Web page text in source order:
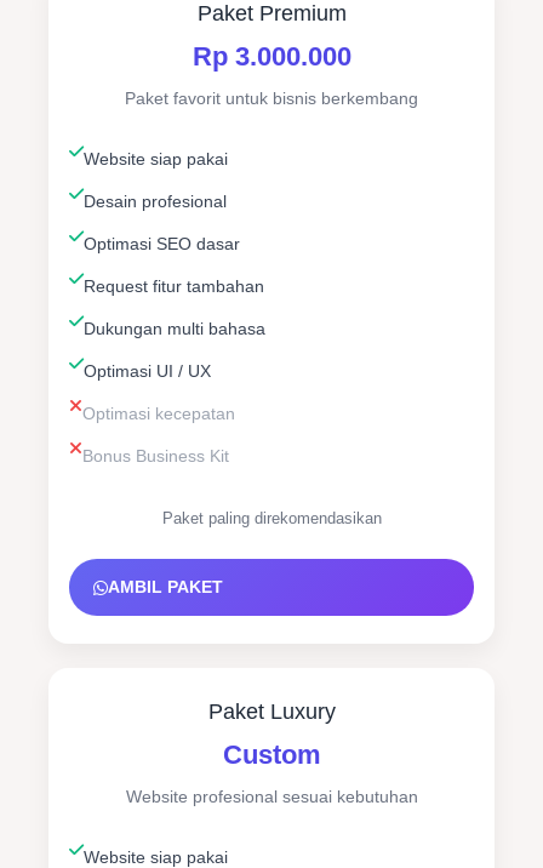
Paket Premium
Rp 3.000.000
Paket favorit untuk bisnis berkembang
Website siap pakai
Desain profesional
Optimasi SEO dasar
Request fitur tambahan
Dukungan multi bahasa
Optimasi UI / UX
Optimasi kecepatan
Bonus Business Kit
Paket paling direkomendasikan
AMBIL PAKET
Paket Luxury
Custom
Website profesional sesuai kebutuhan
Website siap pakai